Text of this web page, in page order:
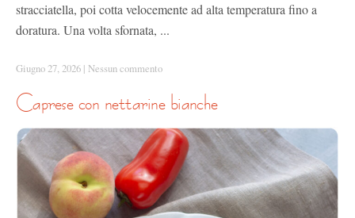
stracciatella, poi cotta velocemente ad alta temperatura fino a
doratura. Una volta sfornata, ...
Giugno 27, 2026 | Nessun commento
caprese con nettarine bianche